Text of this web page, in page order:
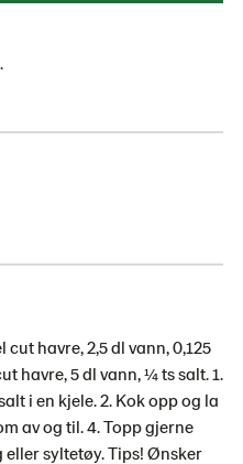
havre, 2,5 dl vann, 0,125
havre, 5 dl vann, ¼ ts salt. 1.
i en kjele. 2. Kok opp og la
av og til. 4. Topp gjerne
syltetøy. Tips! Ønsker